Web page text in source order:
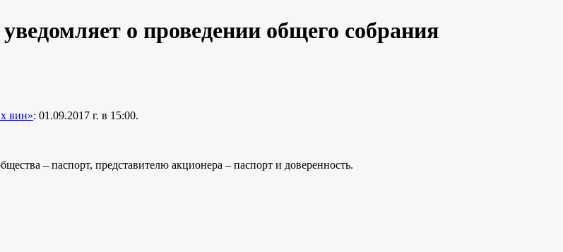
о проведении общего собрания
вин»: 01.09.2017 г. в 15:00.
– паспорт, представителю акционера – паспорт и доверенность.